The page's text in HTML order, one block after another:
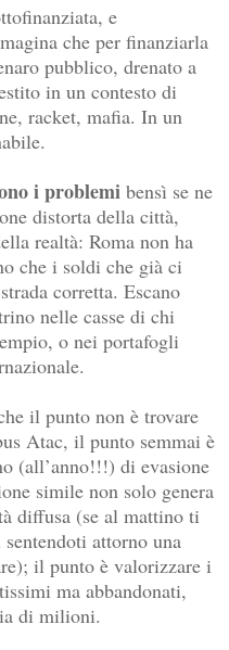
e
che per finanziarla
pubblico, drenato a
in un contesto di
racket, mafia. In un
i problemi bensì se ne
distorta della città,
realtà: Roma non ha
che i soldi che già ci
corretta. Escano
nelle casse di chi
o nei portafogli
il punto non è trovare
Atac, il punto semmai è
(all’anno!!!) di evasione
simile non solo genera
diffusa (se al mattino ti
attorno una
; il punto è valorizzare i
ma abbandonati,
di milioni.